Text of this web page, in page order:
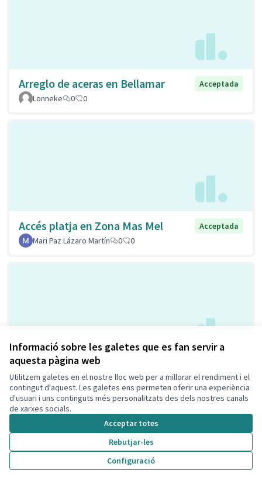
Informació sobre les galetes que es fan servir a
aquesta pàgina web
Utilitzem galetes en el nostre lloc web per a millorar el rendiment i el
contingut d'aquest. Les galetes ens permeten oferir una experiència
d'usuari i uns continguts més personalitzats des dels nostres canals
de xarxes socials.
Acceptar totes
Rebutjar-les
Configuració
Arreglo de aceras en Bellamar
Acceptada
Lonneke
0 0
Accés platja en Zona Mas Mel
Acceptada
Mari Paz Lázaro Martín
0 0
Càmeres de seguretat
Pep Torrents
0 0